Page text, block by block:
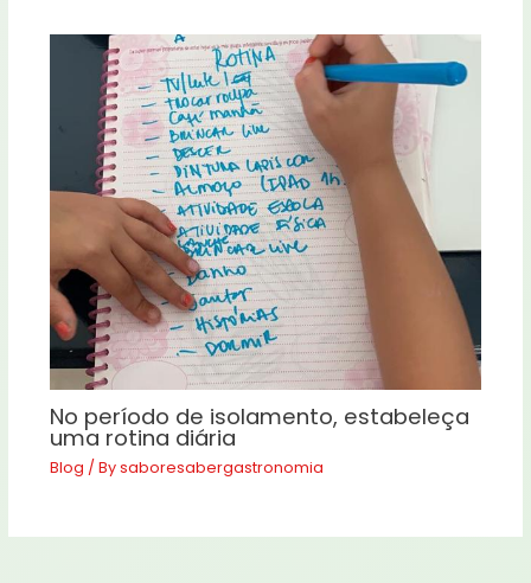
No período de isolamento, estabeleça
uma rotina diária
Blog / Bysaboresabergastronomia